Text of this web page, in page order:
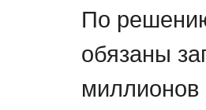
По
обязаны
миллионов